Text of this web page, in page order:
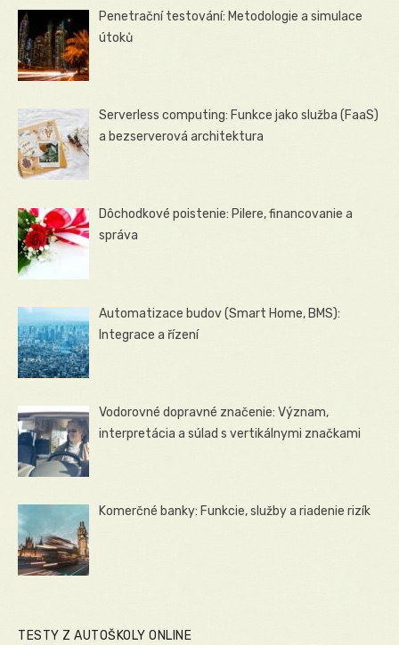
Penetrační testování: Metodologie a simulace
útoků
Serverless computing: Funkce jako služba (FaaS)
a bezserverová architektura
Dôchodkové poistenie: Pilere, financovanie a
správa
Automatizace budov (Smart Home, BMS):
Integrace a řízení
Vodorovné dopravné značenie: Význam,
interpretácia a súlad s vertikálnymi značkami
Komerčné banky: Funkcie, služby a riadenie rizík
TESTY Z AUTOŠKOLY ONLINE